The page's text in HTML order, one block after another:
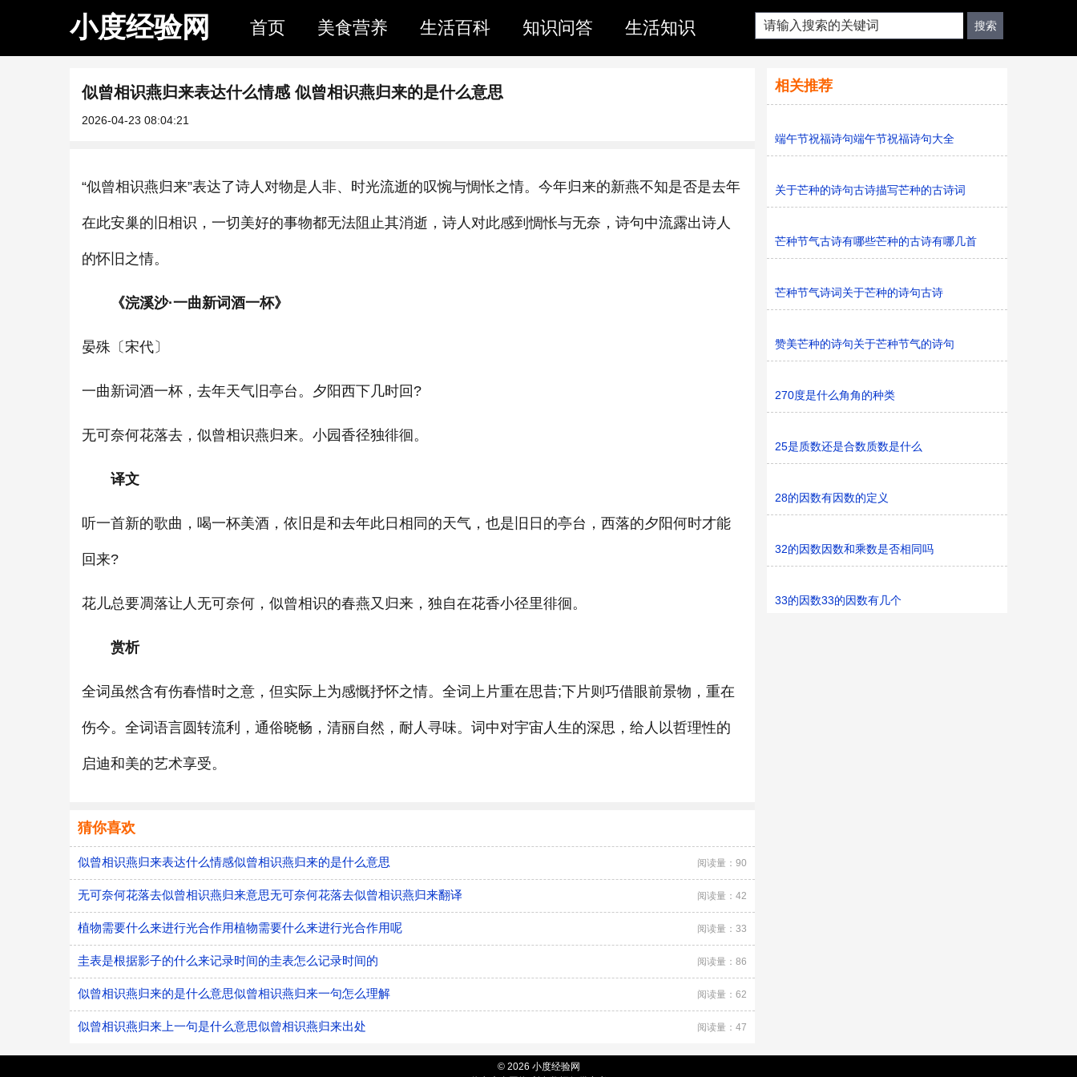
小度经验网 首页 美食营养 生活百科 知识问答 生活知识
似曾相识燕归来表达什么情感 似曾相识燕归来的是什么意思
2026-04-23 08:04:21
“似曾相识燕归来”表达了诗人对物是人非、时光流逝的叹惋与惆怅之情。今年归来的新燕不知是否是去年
在此安巢的旧相识，一切美好的事物都无法阻止其消逝，诗人对此感到惆怅与无奈，诗句中流露出诗人
的怀旧之情。
《浣溪沙·一曲新词酒一杯》
晏殊〔宋代〕
一曲新词酒一杯，去年天气旧亭台。夕阳西下几时回?
无可奈何花落去，似曾相识燕归来。小园香径独徘徊。
译文
听一首新的歌曲，喝一杯美酒，依旧是和去年此日相同的天气，也是旧日的亭台，西落的夕阳何时才能
回来?
花儿总要凋落让人无可奈何，似曾相识的春燕又归来，独自在花香小径里徘徊。
赏析
全词虽然含有伤春惜时之意，但实际上为感慨抒怀之情。全词上片重在思昔;下片则巧借眼前景物，重在
伤今。全词语言圆转流利，通俗晓畅，清丽自然，耐人寻味。词中对宇宙人生的深思，给人以哲理性的
启迪和美的艺术享受。
猜你喜欢
似曾相识燕归来表达什么情感似曾相识燕归来的是什么意思 阅读量：90
无可奈何花落去似曾相识燕归来意思无可奈何花落去似曾相识燕归来翻译 阅读量：42
植物需要什么来进行光合作用植物需要什么来进行光合作用呢 阅读量：33
圭表是根据影子的什么来记录时间的圭表怎么记录时间的 阅读量：86
似曾相识燕归来的是什么意思似曾相识燕归来一句怎么理解 阅读量：62
似曾相识燕归来上一句是什么意思似曾相识燕归来出处 阅读量：47
相关推荐
端午节祝福诗句端午节祝福诗句大全
关于芒种的诗句古诗描写芒种的古诗词
芒种节气古诗有哪些芒种的古诗有哪几首
芒种节气诗词关于芒种的诗句古诗
赞美芒种的诗句关于芒种节气的诗句
270度是什么角角的种类
25是质数还是合数质数是什么
28的因数有因数的定义
32的因数因数和乘数是否相同吗
33的因数33的因数有几个
© 2026 小度经验网